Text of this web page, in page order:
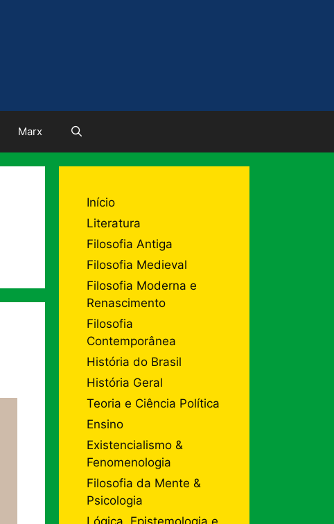
Marx
Início
Literatura
Filosofia Antiga
Filosofia Medieval
Filosofia Moderna e
Renascimento
Filosofia
Contemporânea
História do Brasil
História Geral
Teoria e Ciência Política
Ensino
Existencialismo &
Fenomenologia
Filosofia da Mente &
Psicologia
Lógica, Epistemologia e